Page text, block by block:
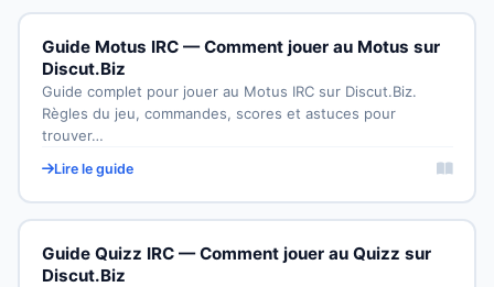
Guide Motus IRC — Comment jouer au Motus sur
Discut.Biz
Guide complet pour jouer au Motus IRC sur Discut.Biz.
Règles du jeu, commandes, scores et astuces pour
trouver…
Lire le guide
Guide Quizz IRC — Comment jouer au Quizz sur
Discut.Biz